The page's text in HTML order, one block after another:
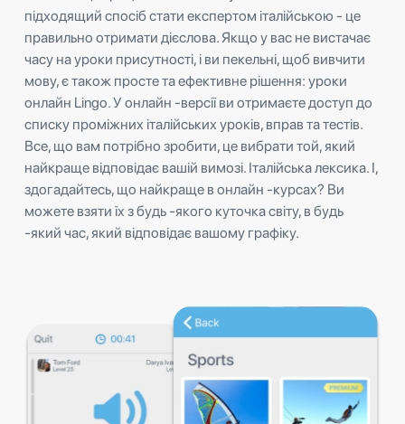
підходящий спосіб стати експертом італійською - це
правильно отримати дієслова. Якщо у вас не вистачає
часу на уроки присутності, і ви пекельні, щоб вивчити
мову, є також просте та ефективне рішення: уроки
онлайн Lingo. У онлайн -версії ви отримаєте доступ до
списку проміжних італійських уроків, вправ та тестів.
Все, що вам потрібно зробити, це вибрати той, який
найкраще відповідає вашій вимозі. Італійська лексика. І,
здогадайтесь, що найкраще в онлайн -курсах? Ви
можете взяти їх з будь -якого куточка світу, в будь
-який час, який відповідає вашому графіку.